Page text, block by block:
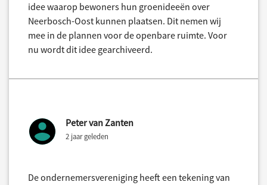
idee waarop bewoners hun groenideeën over
Neerbosch-Oost kunnen plaatsen. Dit nemen wij
mee in de plannen voor de openbare ruimte. Voor
nu wordt dit idee gearchiveerd.
Peter van Zanten
2 jaar geleden
De ondernemersvereniging heeft een tekening van